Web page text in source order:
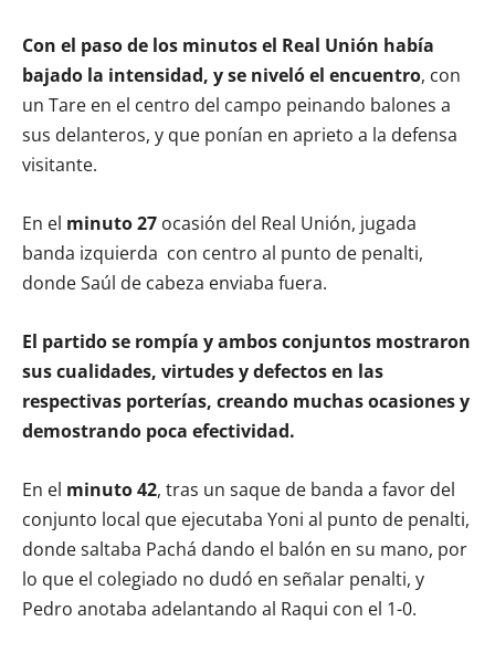
Con el paso de los minutos el Real Unión había
bajado la intensidad, y se niveló el encuentro, con
un Tare en el centro del campo peinando balones a
sus delanteros, y que ponían en aprieto a la defensa
visitante.
En el minuto 27 ocasión del Real Unión, jugada
banda izquierda con centro al punto de penalti,
donde Saúl de cabeza enviaba fuera.
El partido se rompía y ambos conjuntos mostraron
sus cualidades, virtudes y defectos en las
respectivas porterías, creando muchas ocasiones y
demostrando poca efectividad.
En el minuto 42, tras un saque de banda a favor del
conjunto local que ejecutaba Yoni al punto de penalti,
donde saltaba Pachá dando el balón en su mano, por
lo que el colegiado no dudó en señalar penalti, y
Pedro anotaba adelantando al Raqui con el 1-0.